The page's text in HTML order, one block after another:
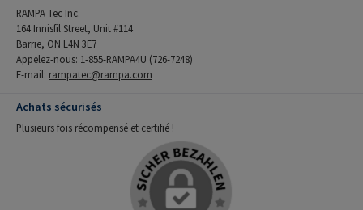
RAMPA Tec Inc.
164 Innisfil Street, Unit #114
Barrie, ON L4N 3E7
Appelez-nous: 1-855-RAMPA4U (726-7248)
E-mail: rampatec@rampa.com
Achats sécurisés
Plusieurs fois récompensé et certifié !